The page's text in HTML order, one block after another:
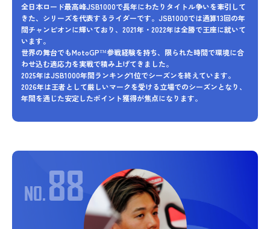
全日本ロード最高峰JSB1000で長年にわたりタイトル争いを牽引して
きた、シリーズを代表するライダーです。JSB1000では通算13回の年
間チャンピオンに輝いており、2021年・2022年は全勝で王座に就いて
います。
世界の舞台でもMotoGP™参戦経験を持ち、限られた時間で環境に合
わせ込む適応力を実戦で積み上げてきました。
2025年はJSB1000年間ランキング1位でシーズンを終えています。
2026年は王者として厳しいマークを受ける立場でのシーズンとなり、
年間を通じた安定したポイント獲得が焦点になります。